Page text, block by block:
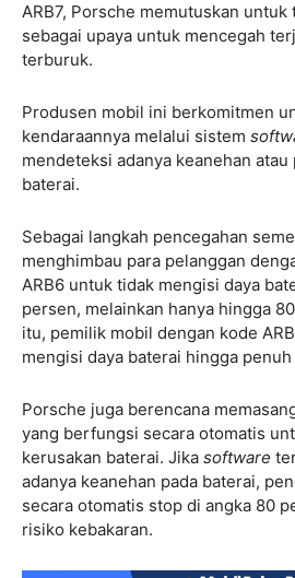
ARB7, Porsche memutuskan untuk
sebagai upaya untuk mencegah
terburuk.
Produsen mobil ini berkomitmen
kendaraannya melalui sistem
mendeteksi adanya keanehan
baterai.
Sebagai langkah pencegahan
menghimbau para pelanggan
ARB6 untuk tidak mengisi daya
persen, melainkan hanya hingga
itu, pemilik mobil dengan kode
mengisi daya baterai hingga penuh
Porsche juga berencana
yang berfungsi secara otomatis
kerusakan baterai. Jika software
adanya keanehan pada baterai,
secara otomatis stop di angka 80
risiko kebakaran.